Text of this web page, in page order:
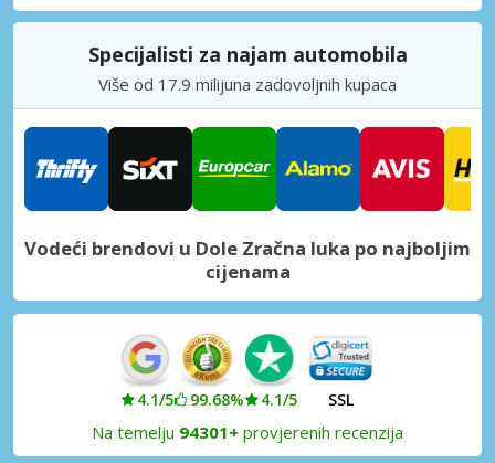
Specijalisti za najam automobila
Više od 17.9 milijuna zadovoljnih kupaca
Vodeći brendovi u Dole Zračna luka po najboljim
cijenama
4.1/5 99.68% 4.1/5 SSL
Na temelju 94301+ provjerenih recenzija